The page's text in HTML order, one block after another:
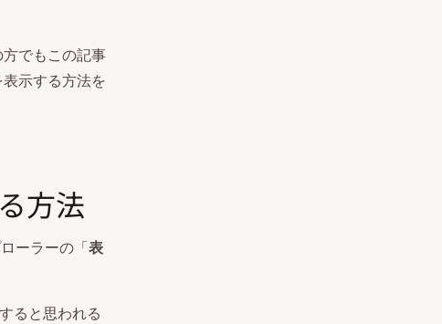
でもこの記事
示する方法を
方法
ーラーの「表
ると思われる